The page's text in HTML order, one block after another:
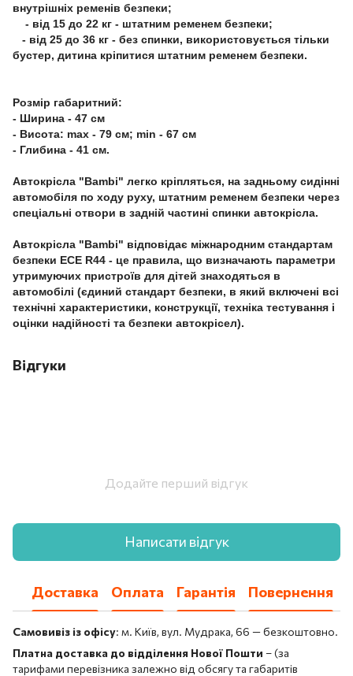
внутрішніх ременів безпеки;
- від 15 до 22 кг - штатним ременем безпеки;
- від 25 до 36 кг - без спинки, використовується тільки
бустер, дитина кріпитися штатним ременем безпеки.
Розмір габаритний:
- Ширина - 47 см
- Висота: max - 79 см; min - 67 см
- Глибина - 41 см.
Автокрісла "Bambi" легко кріпляться, на задньому сидінні
автомобіля по ходу руху, штатним ременем безпеки через
спеціальні отвори в задній частині спинки автокрісла.
Автокрісла "Bambi" відповідає міжнародним стандартам
безпеки ЕСЕ R44 - це правила, що визначають параметри
утримуючих пристроїв для дітей знаходяться в
автомобілі (єдиний стандарт безпеки, в який включені всі
технічні характеристики, конструкції, техніка тестування і
оцінки надійності та безпеки автокрісел).
Відгуки
Додайте перший відгук
Написати відгук
Доставка Оплата Гарантія Повернення
Самовивіз із офісу: м. Київ, вул. Мудрака, 66 — безкоштовно.
Платна доставка до відділення Нової Пошти – (за
тарифами перевізника залежно від обсягу та габаритів